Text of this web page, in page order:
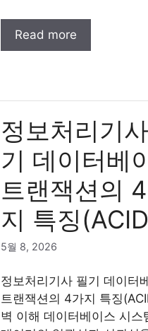
Read more
정보처리기
기 데이터베
트랜잭션의
지 특징
5월 8, 2026
정보처리기사 필기 데이터
트랜잭션의 4가지 특징
벽 이해 데이터베이스 시스